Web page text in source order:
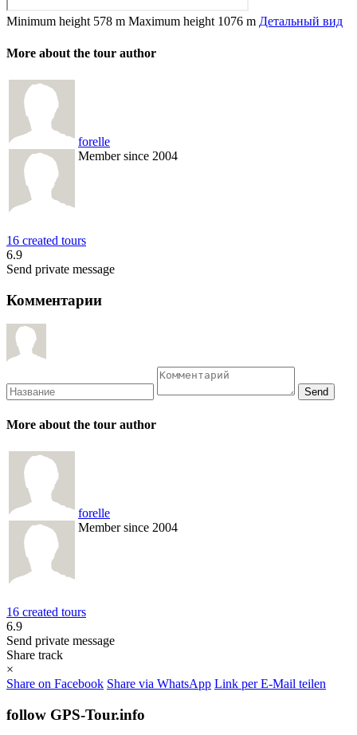
Minimum height 578 m Maximum height 1076 m Детальный вид
More about the tour author
forelle
Member since 2004
16 created tours
6.9
Send private message
Комментарии
More about the tour author
forelle
Member since 2004
16 created tours
6.9
Send private message
Share track
×
Share on Facebook Share via WhatsApp Link per E-Mail teilen
follow GPS-Tour.info